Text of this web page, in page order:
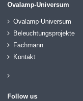
Ovalamp-Universum
Ovalamp-Universum
Beleuchtungsprojekte
Fachmann
Kontakt
Follow us